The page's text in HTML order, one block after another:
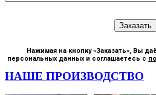
Нажимая на кнопку «Заказать», Вы
персональных данных и соглашаетесь с
НАШЕ ПРОИЗВОДСТВО